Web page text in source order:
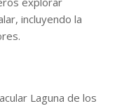
incluyendo la
Laguna de los